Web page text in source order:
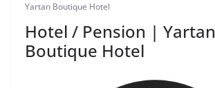
Yartan Boutique Hotel
Hotel / Pension | Yartan
Boutique Hotel